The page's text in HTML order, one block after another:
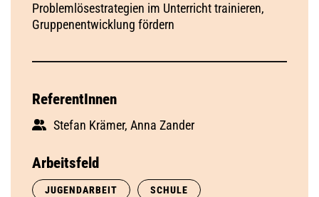
Problemlösestrategien im Unterricht trainieren,
Gruppenentwicklung fördern
ReferentInnen
Stefan Krämer, Anna Zander
Arbeitsfeld
JUGENDARBEIT SCHULE